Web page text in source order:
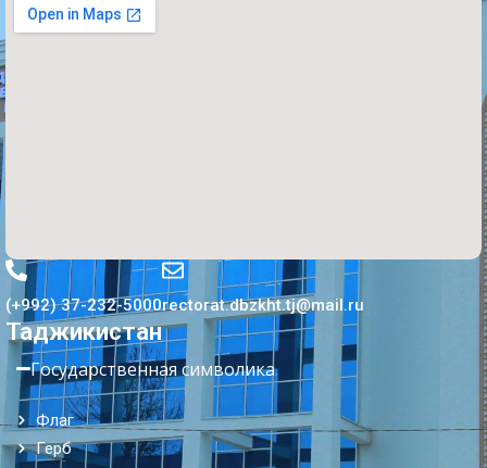
(+992) 37-232-5000rectorat.dbzkht.tj@mail.ru
Таджикистан
Государственная символика
Флаг
Герб